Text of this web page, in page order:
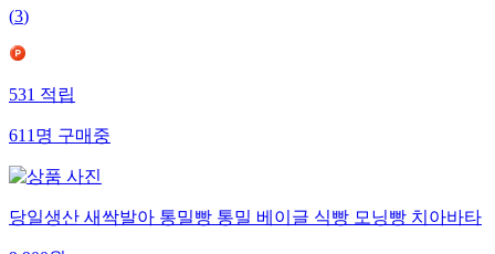
(3)
531적립
611명구매중
당일생산 새싹발아 통밀빵 통밀 베이글 식빵 모닝빵 치아바타